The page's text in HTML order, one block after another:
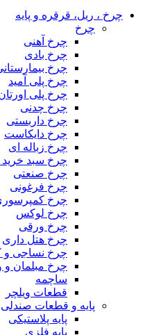
چرخ ، ریل، قرقره و پایه
چرخ
چرخ آهنی
چرخ بادی
چرخ
چرخ پلی آمید
چرخ پلی
چرخ چدنی
چرخ داربستی
چرخ دایکاست
چرخ زباله ای
چرخ سبد
چرخ صنعتی
چرخ فرغونی
چرخ
چرخ لوکس
چرخ ورقی
چرخ هتل داری
چرخ نساجی و
چرخ مبلمان و
ساچمه
قطعات ویلچر
پایه و قطعات صندلی
پایه پلاستیکی
پایه فلزی